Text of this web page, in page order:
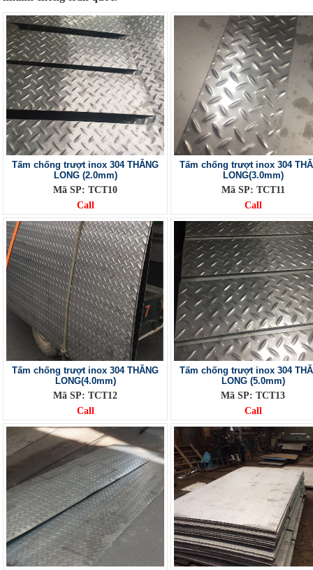
Tấm chống trượt inox 304 THĂNG
LONG (2.0mm)
Mã SP: TCT10
Call
Tấm chống trượt inox 304
LONG(3.0mm)
Mã SP: TCT11
Call
Tấm chống trượt inox 304 THĂNG
LONG(4.0mm)
Mã SP: TCT12
Call
Tấm chống trượt inox 304
LONG (5.0mm)
Mã SP: TCT13
Call